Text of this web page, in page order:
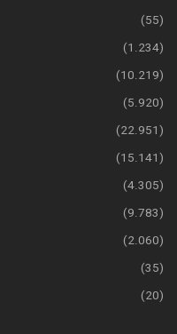
(55)
(1.234)
(10.219)
(5.920)
(22.951)
(15.141)
(4.305)
(9.783)
(2.060)
(35)
(20)